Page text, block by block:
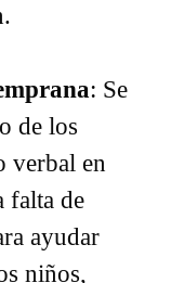
: Se
de los
verbal en
falta de
ayudar
niños,